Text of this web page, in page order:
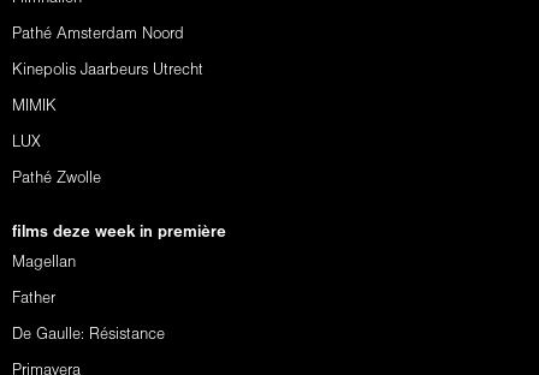
Pathé Amsterdam Noord
Kinepolis Jaarbeurs Utrecht
MIMIK
LUX
Pathé Zwolle
films deze week in première
Magellan
Father
De Gaulle: Résistance
Primavera